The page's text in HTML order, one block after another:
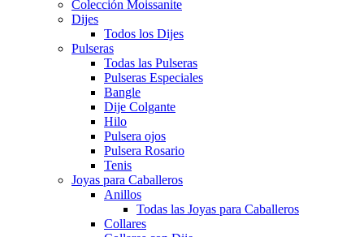
Colección Moissanite
Dijes
Todos los Dijes
Pulseras
Todas las Pulseras
Pulseras Especiales
Bangle
Dije Colgante
Hilo
Pulsera ojos
Pulsera Rosario
Tenis
Joyas para Caballeros
Anillos
Todas las Joyas para Caballeros
Collares